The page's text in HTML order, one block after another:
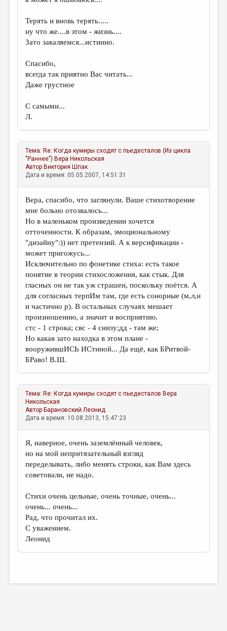
ПУБЛИЦИСТИКА
РЕЦЕНЗИРОВАНИЕ
ЦИКЛЫ ПУБЛИКАЦИЙ
ТРЕДИАКОВСКИЙ
ВКОНТАКТЕ
Терять и вновь терять.....
ну что же....в этом - жизнь....
Зато закаляемся...истинно.
Спасибо,
всегда так приятно Вас читать...
Даже грустное
С самыми...
Л.
Тема: Re: Когда кумиры сходят с пьедесталов (Из цикла
"Раннее") Вера Никольская
Автор Виктория Шпак
Дата и время: 05.05.2007, 14:51:31
Вера, спасибо, что заглянули. Ваше стихотворение
мне больно отозвалось...
Но в маленьком произведении хочется
отточенности. К образам, эмоциональному
"дизайну":)) нет претензий. А к версификации -
может пригожусь...
Исключительно по фонетике стиха: есть такое
понятие в теории стихосложения, как стык. Для
гласных он не так уж страшен, поскольку поётся. А
для согласных терпИм там, где есть сонорные (м,л,н
и частично р). В остальных случаях мешает
произношению, а значит и восприятию.
стс - 1 строка; свс - 4 снизу;дд - там же;
Но какая зато находка в этом плане -
вооружившИСЬ ИСтиной... Да ещё, как БРитвой-
БРаво! В.Ш.
Тема: Re: Когда кумиры сходят с пьедесталов Вера
Никольская
Автор Барановский Леонид
Дата и время: 10.08.2013, 15:47:23
Я, наверное, очень заземлённый человек,
но на мой непритязательный взгляд
переделывать, либо менять строки, как Вам здесь
советовали, не надо.
Стихи очень цельные, очень точные, очень...
очень... очень...
Рад, что прочитал их.
С уважением.
Леонид